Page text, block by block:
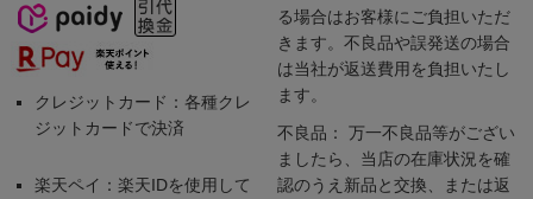
クレジットカード：各種クレ
ジットカードで決済
楽天ペイ：楽天IDを使用して
る場合はお客様にご負担いただ
きます。不良品や誤発送の場合
は当社が返送費用を負担いたし
ます。
不良品： 万一不良品等がござい
ましたら、当店の在庫状況を確
認のうえ新品と交換、または返